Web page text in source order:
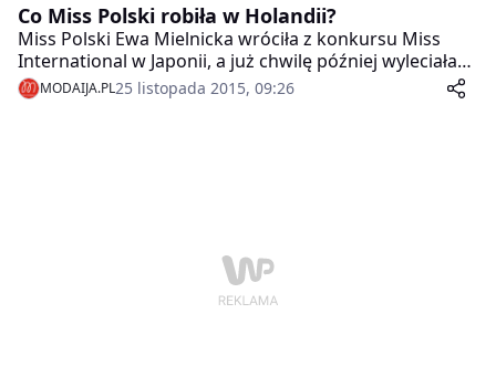
Co Miss Polski robiła w Holandii?
Miss Polski Ewa Mielnicka wróciła z konkursu Miss
International w Japonii, a już chwilę później wyleciała
na kilka dni do Amsterdamu.
MODAIJA.PL25 listopada 2015, 09:26